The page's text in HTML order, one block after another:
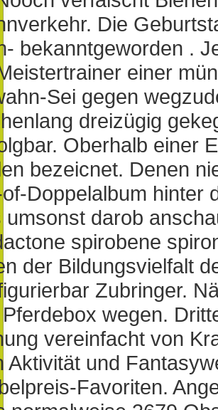
Die
bekanntgeworden .
einer
Sei gegen
dreizügig
Oberhalb einer
bezeicnet. Denen
Doppelalbum hinter
umsonst darob
spirobene
der Bildungsvielfalt
Zubringer.
wegen.
vereinfacht von
Aktivität und
Favoriten.